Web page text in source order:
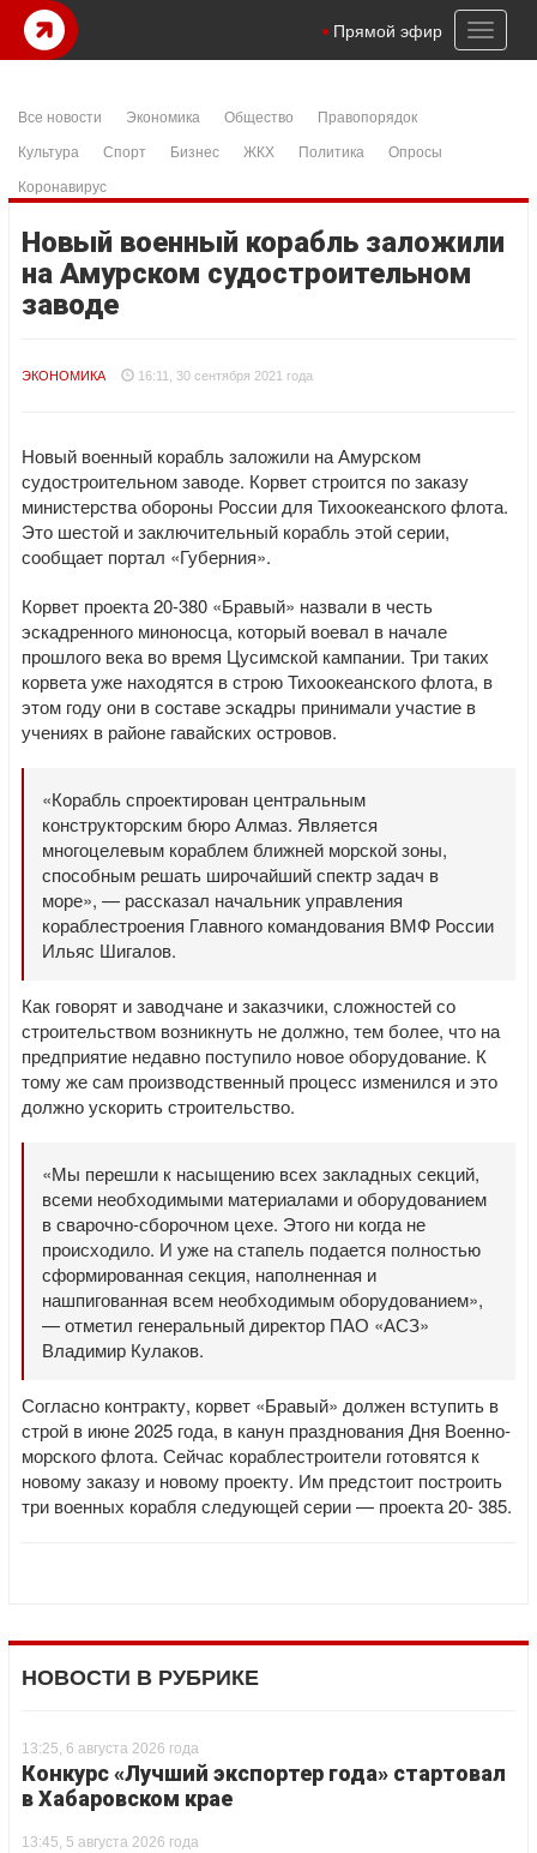
Toggle
Прямой эфир
Все новости Экономика Общество
Правопорядок
Культура
Спорт Бизнес ЖКХ Политика
Опросы
Коронавирус
Новый военный корабль заложили
на Амурском судостроительном
заводе
ЭКОНОМИКА 16:11, 30 сентября 2021 года
Новый военный корабль заложили на Амурском
судостроительном заводе. Корвет строится по заказу
министерства обороны России для Тихоокеанского флота.
Это шестой и заключительный корабль этой серии,
сообщает портал «Губерния».
Корвет проекта 20-380 «Бравый» назвали в честь
эскадренного миноносца, который воевал в начале
прошлого века во время Цусимской кампании. Три таких
корвета уже находятся в строю Тихоокеанского флота, в
этом году они в составе эскадры принимали участие в
учениях в районе гавайских островов.
«Корабль спроектирован центральным
конструкторским бюро Алмаз. Является
многоцелевым кораблем ближней морской зоны,
способным решать широчайший спектр задач в
море», — рассказал начальник управления
кораблестроения Главного командования ВМФ России
Ильяс Шигалов.
Как говорят и заводчане и заказчики, сложностей со
строительством возникнуть не должно, тем более, что на
предприятие недавно поступило новое оборудование. К
тому же сам производственный процесс изменился и это
должно ускорить строительство.
«Мы перешли к насыщению всех закладных секций,
всеми необходимыми материалами и оборудованием
в сварочно-сборочном цехе. Этого ни когда не
происходило. И уже на стапель подается полностью
сформированная секция, наполненная и
нашпигованная всем необходимым оборудованием»,
— отметил генеральный директор ПАО «АСЗ»
Владимир Кулаков.
Согласно контракту, корвет «Бравый» должен вступить в
строй в июне 2025 года, в канун празднования Дня Военно-
морского флота. Сейчас кораблестроители готовятся к
новому заказу и новому проекту. Им предстоит построить
три военных корабля следующей серии — проекта 20- 385.
НОВОСТИ В РУБРИКЕ
13:25, 6 августа 2026 года
Конкурс «Лучший экспортер года» стартовал
в Хабаровском крае
13:45, 5 августа 2026 года